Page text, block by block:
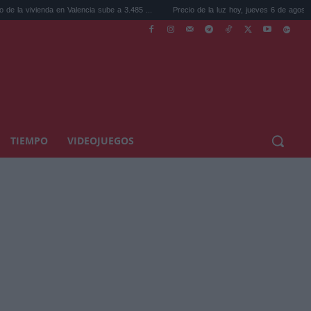
en Valencia sube a 3.485 ... Precio de la luz hoy, jueves 6 de agosto: la hora ...
TIEMPO VIDEOJUEGOS